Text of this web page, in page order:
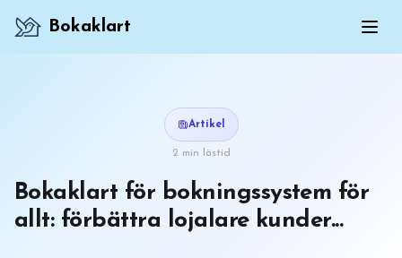
Bokaklart
Artikel
2 min lästid
Bokaklart för bokningssystem för
allt: förbättra lojalare kunder...